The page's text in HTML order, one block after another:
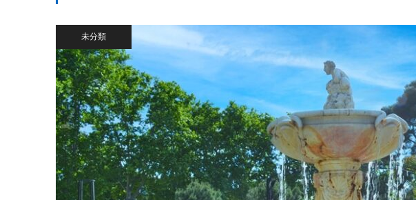
未分類